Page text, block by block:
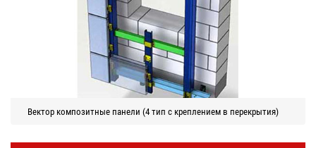
Вектор композитные панели (4 тип с креплением в перекрытия)